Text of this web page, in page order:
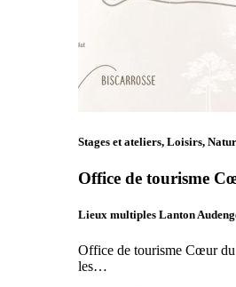
Stages et ateliers, Loisirs,
Office de tourisme
Lieux multiples Lanton
Office de tourisme Cœur du
les…